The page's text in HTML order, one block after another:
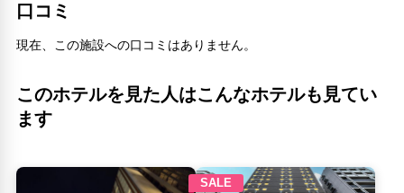
口コミ
現在、この施設への口コミはありません。
このホテルを見た人はこんなホテルも見てい
ます